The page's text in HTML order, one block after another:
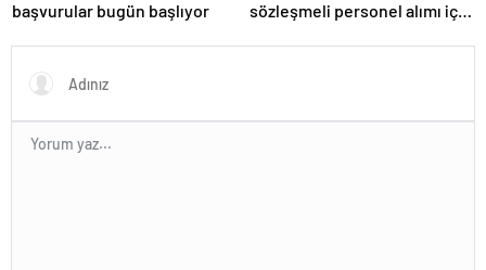
başvurular bugün başlıyor
sözleşmeli personel alımı için